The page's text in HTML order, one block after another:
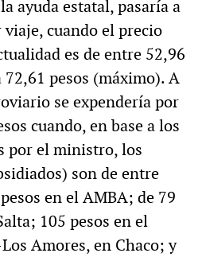
ayuda estatal, pasaría a
viaje, cuando el precio
es de entre 52,96
pesos (máximo). A
se expendería por
cuando, en base a los
por el ministro, los
son de entre
en el AMBA; de 79
105 pesos en el
Amores, en Chaco; y